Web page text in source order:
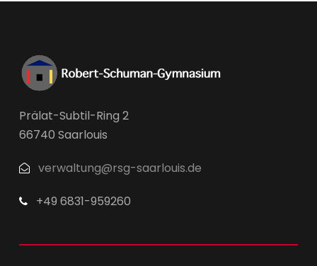
Prälat-Subtil-Ring 2
66740 Saarlouis
verwaltung@rsg-saarlouis.de
+49 6831-959260